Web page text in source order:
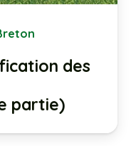
des
partie)